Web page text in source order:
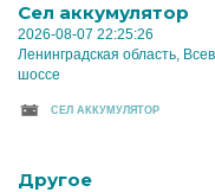
Cел аккумулятор
2026-08-07 22:25:26
Ленинградская область,
шоссе
CЕЛ АККУМУЛЯТОР
Другое